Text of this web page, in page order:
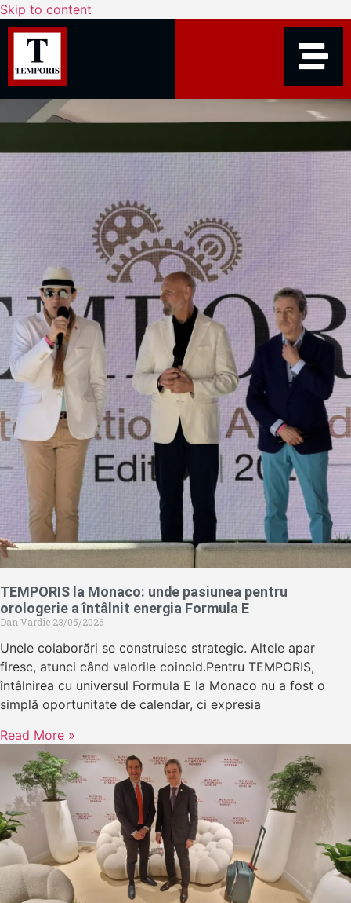
Skip to content
TEMPORIS la Monaco: unde pasiunea pentru
orologerie a întâlnit energia Formula E
Dan Vardie 23/05/2026
Unele colaborări se construiesc strategic. Altele apar
firesc, atunci când valorile coincid.Pentru TEMPORIS,
întâlnirea cu universul Formula E la Monaco nu a fost o
simplă oportunitate de calendar, ci expresia
Read More »